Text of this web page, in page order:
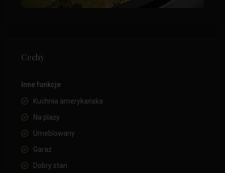
Cechy
Inne funkcje
Kuchnia amerykańska
Na plaży
Umeblowany
Garaż
Dobry stan